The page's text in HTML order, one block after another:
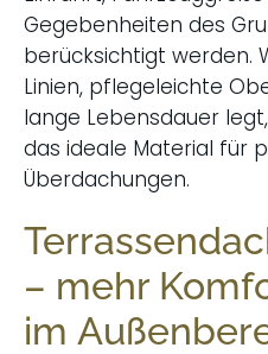
Gegebenheiten des
berücksichtigt werden.
Linien, pflegeleichte
lange Lebensdauer
das ideale Material für
Überdachungen.
– mehr
im